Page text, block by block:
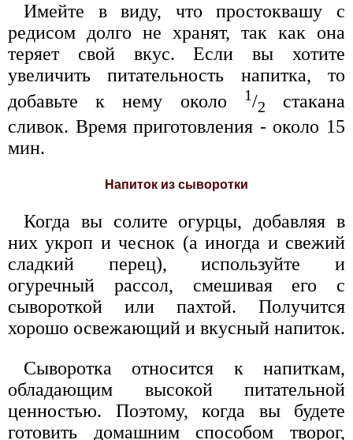
Имейте в виду, что простоквашу с
редисом долго не хранят, так как она
теряет свой вкус. Если вы хотите
увеличить питательность напитка, то
добавьте к нему около
1/2
стакана
сливок. Время приготовления - около 15
мин.
Напиток из сыворотки
Когда вы солите огурцы, добавляя в
них укроп и чеснок (а иногда и свежий
сладкий перец), используйте и
огуречный рассол, смешивая его с
сывороткой или пахтой. Получится
хорошо освежающий и вкусный напиток.
Сыворотка относится к напиткам,
обладающим высокой питательной
ценностью. Поэтому, когда вы будете
готовить домашним способом творог,